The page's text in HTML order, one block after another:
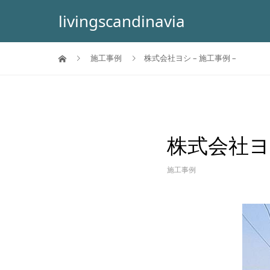
livingscandinavia
施工事例 株式会社ヨシ – 施工事例 –
株式会社
施工事例